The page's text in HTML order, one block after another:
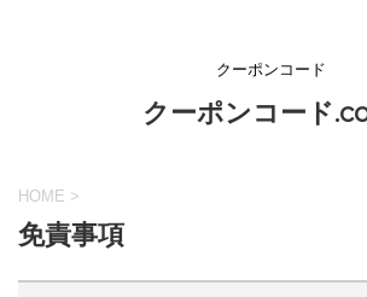
クーポンコード
クーポンコード
HOME >
免責事項